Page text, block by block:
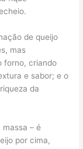
de queijo
mas
forno, criando
e sabor; e o
da
– é
por cima,